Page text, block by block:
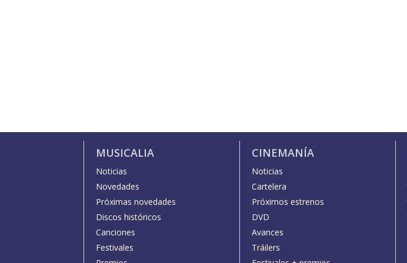
MUSICALIA
Noticias
Novedades
Próximas novedades
Discos históricos
Canciones
Festivales
CINEMANÍA
Noticias
Cartelera
Próximos estrenos
DVD
Avances
Tráilers